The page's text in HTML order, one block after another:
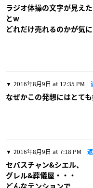
ラジオ体操の文字が見え
とw
どれだけ売れるのかが気
2016年8月9日 at 12:35 PM
なぜかこの発想にはとて
2016年8月9日 at 7:18 PM
セバスチャン&シエル、
グレル&葬儀屋・・・
どんなテンションで